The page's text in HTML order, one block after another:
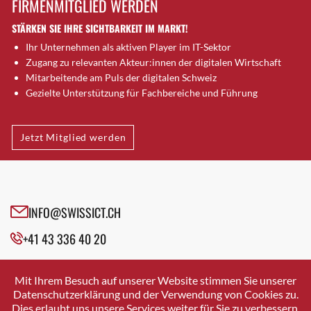
Brütten
Bubendorf
Bubikon
Buchs (SG)
Burgdorf
Bülach
Cazis
Cham
Davos Platz
Davos Platz 1
Dietikon
Dietlikon
FIRMENMITGLIED WERDEN
STÄRKEN SIE IHRE SICHTBARKEIT IM MARKT!
Ihr Unternehmen als aktiven Player im IT-Sektor
Zugang zu relevanten Akteur:innen der digitalen Wirtschaft
Mitarbeitende am Puls der digitalen Schweiz
Gezielte Unterstützung für Fachbereiche und Führung
Jetzt Mitglied werden
INFO@SWISSICT.CH
+41 43 336 40 20
SWISSICT
VULKANSTRASSE 120
8048 ZURICH
Mit Ihrem Besuch auf unserer Website stimmen Sie unserer
Datenschutzerklärung und der Verwendung von Cookies zu.
Dies erlaubt uns unsere Services weiter für Sie zu verbessern.